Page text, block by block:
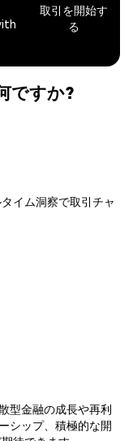
取引を開始す
る
ですか?
イム洞察で取引チャ
型金融の成長や再利
シップ、積極的な開